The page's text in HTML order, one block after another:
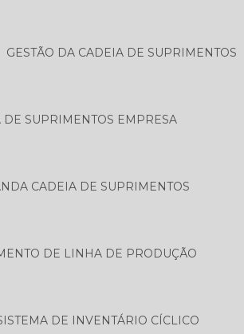
GESTÃO DA CADEIA DE SUPRIMENTOS
DE SUPRIMENTOS EMPRESA
CADEIA DE SUPRIMENTOS
DE LINHA DE PRODUÇÃO
DE INVENTÁRIO CÍCLICO